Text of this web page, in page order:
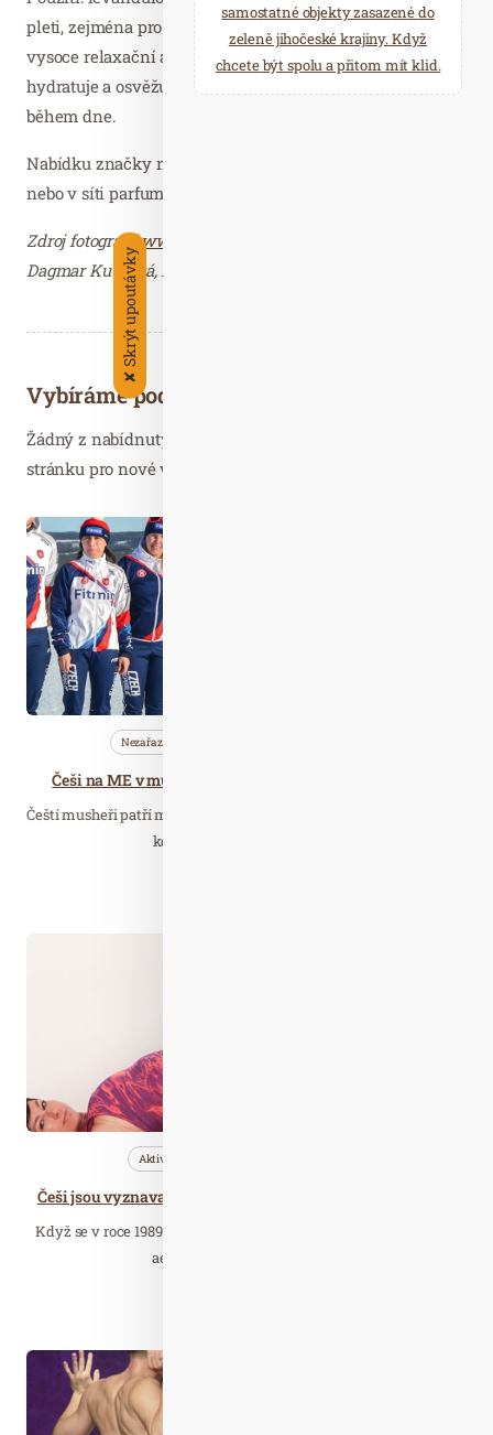
pleti, zejména pro citlivou a dětskou. Vůně levandule má
vysoce relaxační a antistresový účinek. Zklidňuje,
hydratuje a osvěžuje pleť. Nastříkejte na pleť kdykoliv
během dne.
Nabídku značky najdete na webu
nebo v síti parfumerií Fann.
Zdroj fotografiíwww.asombroso.cz
Dagmar Kutilová, PR consultant cammino… Děkujeme.
Vybíráme podobné články
Žádný z nabídnutých článků vás nezajímá? Aktualizujte
stránku pro nové výsledky...
Nezařazené
Češi na ME v mushingu ve Švédsku získali cenné kovy
Čeští musheři patří mezi světovou špičku v mushingu, tedy sportu,
kde pes a člověk v různých…
Aktivity
Když se v roce 1989 zvedla opona, za kterou už téměř 15 let běžel
aerobik, mnoho žen i mužů…
✘
Skrýt upoutávky
samostatné objekty zasazené do
zeleně jihočeské krajiny. Když
chcete být spolu a přitom mít klid.